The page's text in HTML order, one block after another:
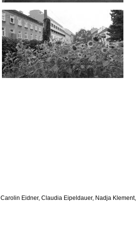
Carolin Eidner, Claudia Eipeldauer, Nadja